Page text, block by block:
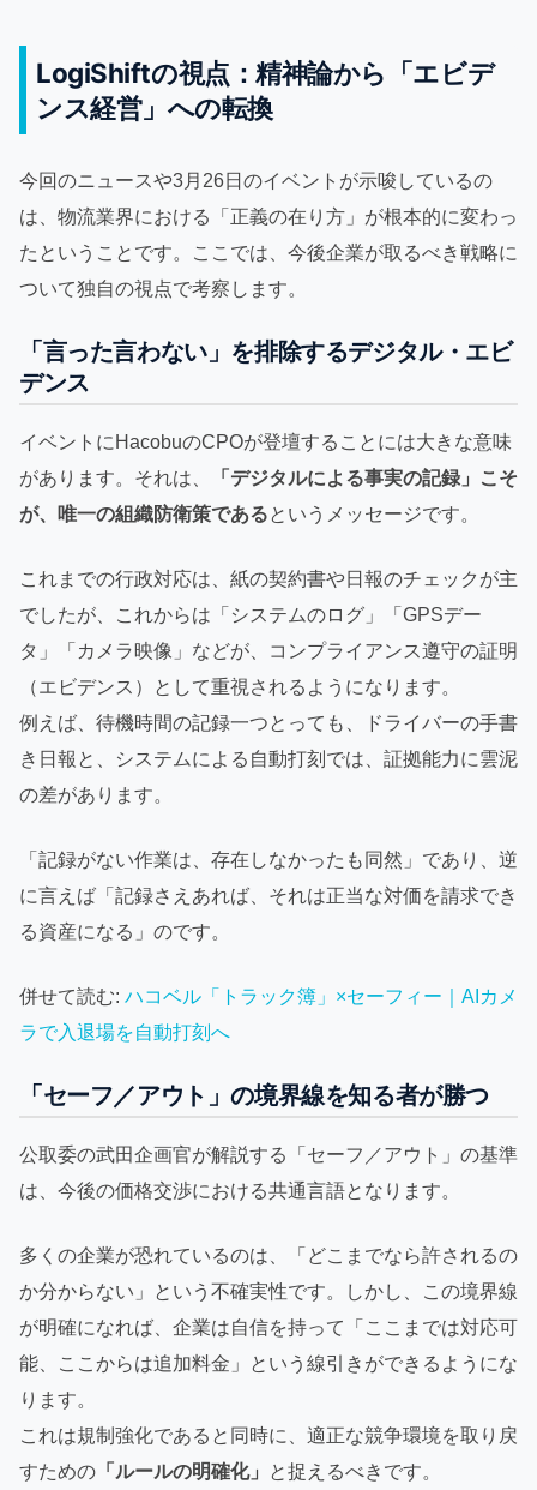
LogiShiftの視点：精神論から「エビデ
ンス経営」への転換
今回のニュースや3月26日のイベントが示唆しているの
は、物流業界における「正義の在り方」が根本的に変わっ
たということです。ここでは、今後企業が取るべき戦略に
ついて独自の視点で考察します。
「言った言わない」を排除するデジタル・エビ
デンス
イベントにHacobuのCPOが登壇することには大きな意味
があります。それは、
「デジタルによる事実の記録」こそ
が、唯一の組織防衛策であるというメッセージです。
これまでの行政対応は、紙の契約書や日報のチェックが主
でしたが、これからは「システムのログ」「GPSデー
タ」「カメラ映像」などが、コンプライアンス遵守の証明
（エビデンス）として重視されるようになります。
例えば、待機時間の記録一つとっても、ドライバーの手書
き日報と、システムによる自動打刻では、証拠能力に雲泥
の差があります。
「記録がない作業は、存在しなかったも同然」であり、逆
に言えば「記録さえあれば、それは正当な対価を請求でき
る資産になる」のです。
併せて読む: ハコベル「トラック簿」×セーフィー｜AIカメ
ラで入退場を自動打刻へ
「セーフ／アウト」の境界線を知る者が勝つ
公取委の武田企画官が解説する「セーフ／アウト」の基準
は、今後の価格交渉における共通言語となります。
多くの企業が恐れているのは、「どこまでなら許されるの
か分からない」という不確実性です。しかし、この境界線
が明確になれば、企業は自信を持って「ここまでは対応可
能、ここからは追加料金」という線引きができるようにな
ります。
これは規制強化であると同時に、適正な競争環境を取り戻
すための 「ルールの明確化」 と捉えるべきです。